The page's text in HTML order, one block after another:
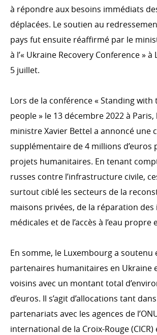
Action humanitaire
Emergency.lu
ACTIONS TRANSVERSALES
Environnement & changement
Genre
Droits humains
EFFICACITÉ DU DÉVELOPPEMENT
Évaluation
Système informatique
Partenariat mondial pour une
service du développement
à répondre aux besoins immédiats
déplacées. Le soutien au
pays fut ensuite réaffirmé par le
à l’« Ukraine Recovery Conference » à
5 juillet.
Lors de la conférence « Standing with
people » le 13 décembre 2022 à
ministre Xavier Bettel a annoncé une
supplémentaire de 4 millions d’euros
projets humanitaires. En tenant
russes contre l’infrastructure civile,
surtout ciblé les secteurs de la
maisons privées, de la réparation
médicales et de l’accès à l’eau propre
En somme, le Luxembourg a soutenu
partenaires humanitaires en Ukraine
voisins avec un montant total
d’euros. Il s’agit d’allocations tant
partenariats avec les agences de
international de la Croix-Rouge